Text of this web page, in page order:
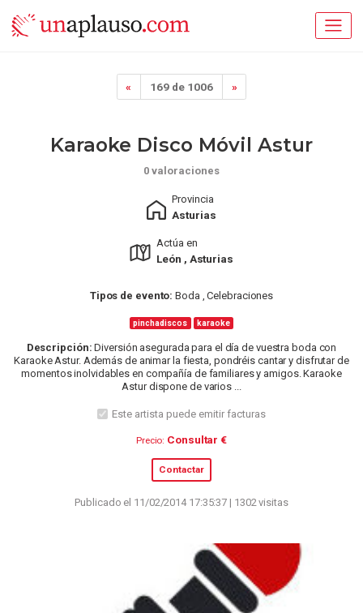
« 169 de 1006 »
Karaoke Disco Móvil Astur
0 valoraciones
Provincia
Asturias
Actúa en
León , Asturias
Tipos de evento: Boda , Celebraciones
pinchadiscos karaoke
Descripción: Diversión asegurada para el día de vuestra boda con
Karaoke Astur. Además de animar la fiesta, pondréis cantar y disfrutar de
momentos inolvidables en compañía de familiares y amigos. Karaoke
Astur dispone de varios ...
Este artista puede emitir facturas
Precio: Consultar €
Contactar
Publicado el 11/02/2014 17:35:37 | 1302 visitas